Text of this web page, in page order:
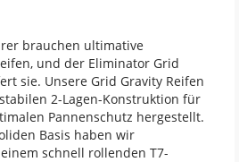
brauchen ultimative
und der Eliminator Grid
sie. Unsere Grid Gravity Reifen
2-Lagen-Konstruktion für
Pannenschutz hergestellt.
Basis haben wir
schnell rollenden T7-